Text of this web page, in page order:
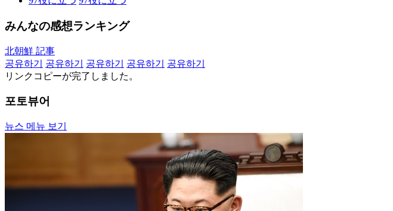
みんなの感想ランキング
北朝鮮 記事
공유하기
공유하기 공유하기 공유하기
공유하기
リンクコピーが完了しました。
포토뷰어
뉴스 메뉴 보기